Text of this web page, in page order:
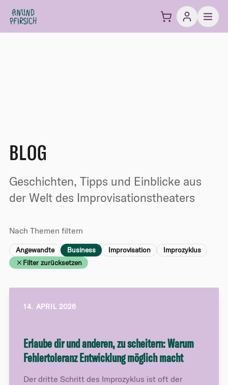
Zum Inhalt springen
BLOG
Geschichten, Tipps und Einblicke aus
der Welt des Improvisationstheaters
Nach Themen filtern
Angewandte Business Improvisation
Improzyklus
Filter zurücksetzen
14. APRIL 2026
Erlaube dir und anderen, zu scheitern: Warum
Fehlertoleranz Entwicklung möglich macht
Der dritte Schritt des Improzyklus ist oft der